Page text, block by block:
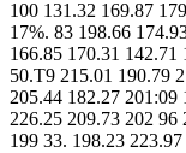
100 131.32 169.87
17%. 83 198.66
166.85 170.31 142.71
50.T9 215.01 190.79
205.44 182.27 201:09
226.25 209.73 202 96
199 33. 198.23